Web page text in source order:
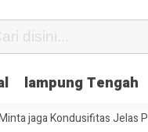
lampung Tengah
Kondusifitas Jelas Pemilu